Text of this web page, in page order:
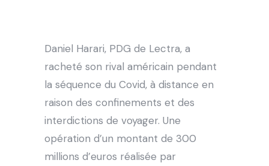
Daniel Harari, PDG de Lectra, a
racheté son rival américain pendant
la séquence du Covid, à distance en
raison des confinements et des
interdictions de voyager. Une
opération d’un montant de 300
millions d’euros réalisée par